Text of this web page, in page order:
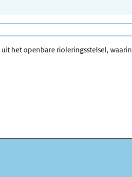
het openbare rioleringsstelsel, waarin